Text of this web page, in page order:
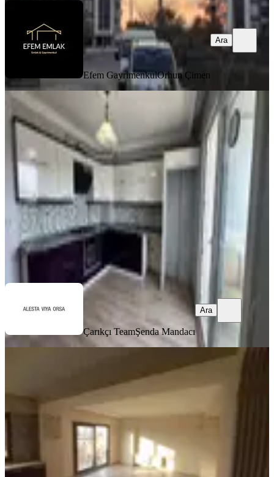
Efem GayrimenkulOrhun Çimen
Ara
MANZARALI
Hürriyet Mahallesi'nde Cadde Üzeri
Kiralık Ferah 2+1 Daire
Akhisar, Hürriyet Mahallesi
2+1·90 m²·3. Kat 10.07.2026
26.000 ₺
Çarıkçı TeamŞenda Mandacı
Çarıkçı TeamŞenda Mandacı
Ara
Hüriyet Mah Karahan Sitesinde
Kiralık Daire
Akhisar, Hürriyet Mahallesi
3+1·175 m²
30.000 ₺